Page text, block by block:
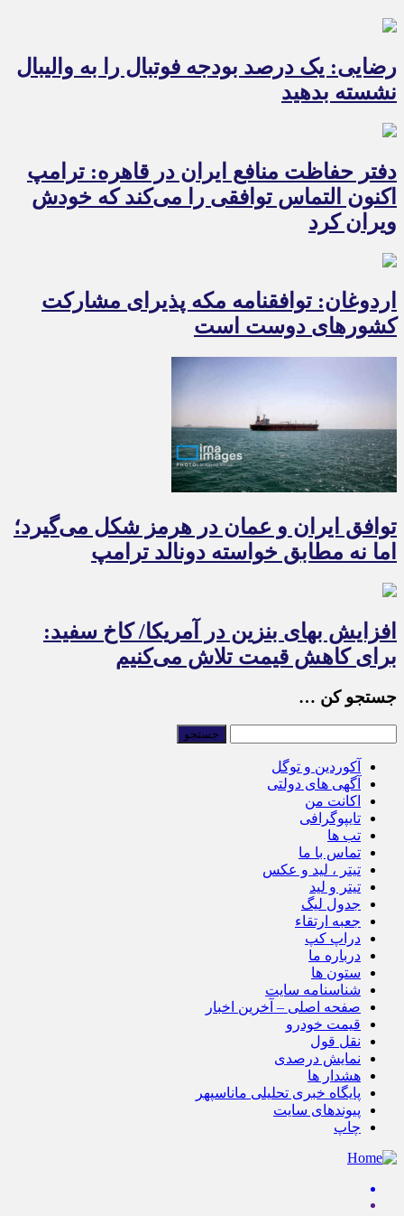
رضایی: یک درصد بودجه فوتبال را به والیبال
نشسته بدهید
دفتر حفاظت منافع ایران در قاهره: ترامپ
اکنون التماس توافقی را می‌کند که خودش
ویران کرد
اردوغان: توافقنامه مکه پذیرای مشارکت
کشورهای دوست است
توافق ایران و عمان در هرمز شکل می‌گیرد؛
اما نه مطابق خواسته دونالد ترامپ
افزایش بهای بنزین در آمریکا/ کاخ سفید:
برای کاهش قیمت تلاش می‌کنیم
جستجو کن …
آکوردین و توگل
آگهی های دولتی
اکانت من
تایپوگرافی
تب ها
تماس با ما
تیتر ، لید و عکس
تیتر و لید
جدول لیگ
جعبه ارتقاء
دراپ کپ
درباره ما
ستون ها
شناسنامه سایت
صفحه اصلی – آخرین اخبار
قیمت خودرو
نقل قول
نمایش درصدی
هشدار ها
پایگاه خبری تحلیلی ماناسپهر
پیوندهای سایت
چاپ